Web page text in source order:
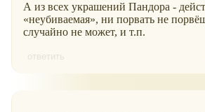
А из всех украшений Пандора -
неубиваемая , ни порвать не
случайно не может, и т.п.
ответить